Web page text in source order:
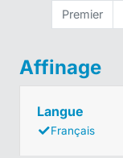
Premier
Affinage
Langue
Français